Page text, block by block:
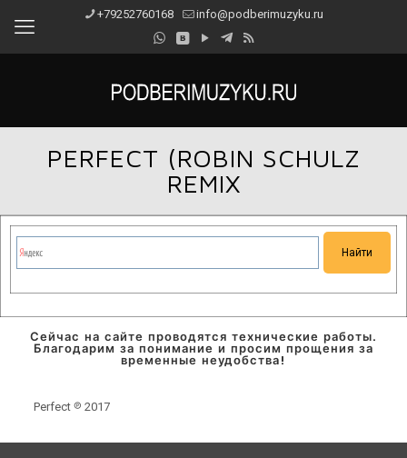
+79252760168 info@podberimuzyku.ru
PERFECT (ROBIN SCHULZ
REMIX
Сейчас на сайте проводятся технические работы.
Благодарим за понимание и просим прощения за
временные неудобства!
Perfect ℗ 2017